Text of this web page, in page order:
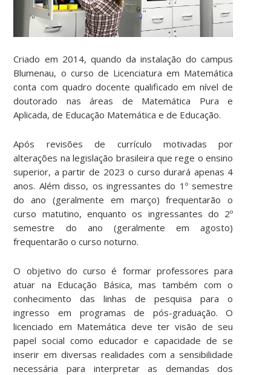
Criado em 2014, quando da instalação do campus
Blumenau, o curso de Licenciatura em Matemática
conta com quadro docente qualificado em nível de
doutorado nas áreas de Matemática Pura e
Aplicada, de Educação Matemática e de Educação.
Após revisões de currículo motivadas por
alterações na legislação brasileira que rege o ensino
superior, a partir de 2023 o curso durará apenas 4
anos. Além disso, os ingressantes do 1º semestre
do ano (geralmente em março) frequentarão o
curso matutino, enquanto os ingressantes do 2º
semestre do ano (geralmente em agosto)
frequentarão o curso noturno.
O objetivo do curso é formar professores para
atuar na Educação Básica, mas também com o
conhecimento das linhas de pesquisa para o
ingresso em programas de pós-graduação. O
licenciado em Matemática deve ter visão de seu
papel social como educador e capacidade de se
inserir em diversas realidades com a sensibilidade
necessária para interpretar as demandas dos